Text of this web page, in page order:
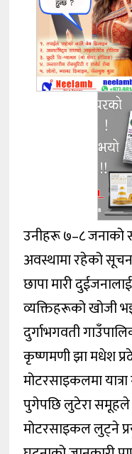
उनीहरू ७–८ जनाको
अवस्थामा रहेको
छापा मारी
व्यक्तिहरूको खोजी
दुर्गाभगवती
कृष्णमणी झा मधेश
मोटरसाइकलमा
पुगेपछि लुटेरा समूहले
मोटरसाइकल लुट्ने